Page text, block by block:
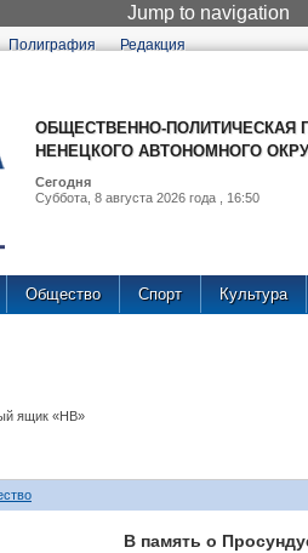
Jump to navigation
Полиграфия Редакция
ОБЩЕСТВЕННО-ПОЛИТИЧЕСКАЯ
НЕНЕЦКОГО АВТОНОМНОГО
Сегодня
Суббота, 8 августа 2026 года , 16:50
Общество Спорт Культура
ящик «НВ»
В память о